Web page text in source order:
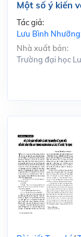
Một số ý kiến
Tác giả:
Lưu Bình
Nhà xuất bản:
Trường đại học